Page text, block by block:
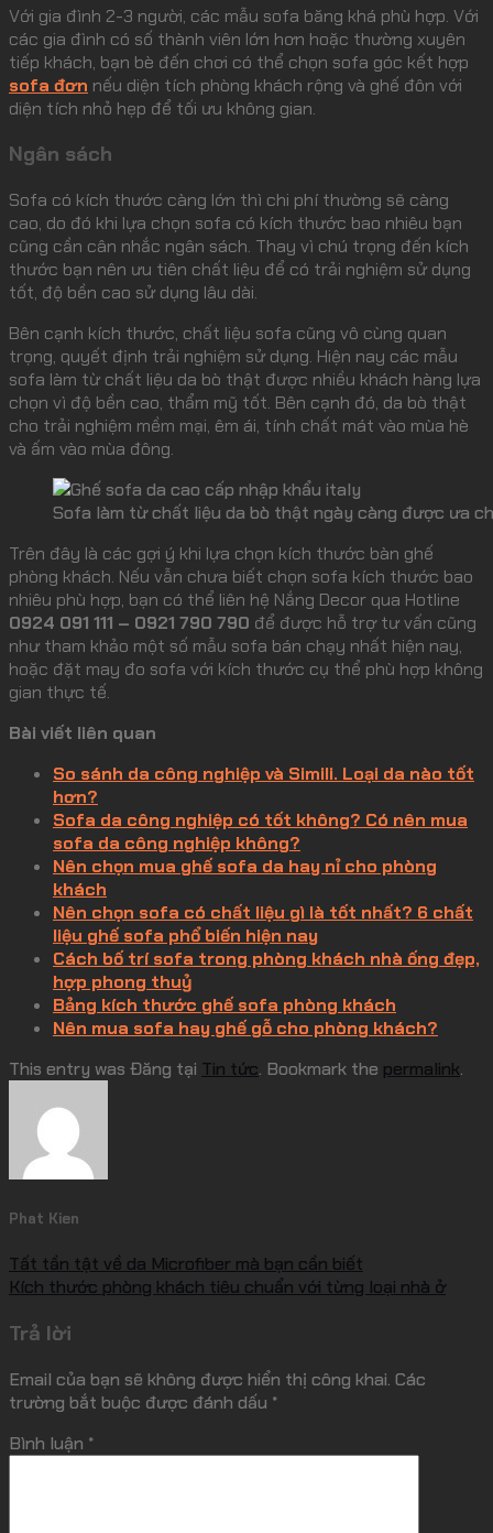
Với gia đình 2-3 người, các mẫu sofa băng khá phù hợp. Với
các gia đình có số thành viên lớn hơn hoặc thường xuyên
tiếp khách, bạn bè đến chơi có thể chọn sofa góc kết hợp
sofa đơn nếu diện tích phòng khách rộng và ghế đôn với
diện tích nhỏ hẹp để tối ưu không gian.
Ngân sách
Sofa có kích thước càng lớn thì chi phí thường sẽ càng
cao, do đó khi lựa chọn sofa có kích thước bao nhiêu bạn
cũng cần cân nhắc ngân sách. Thay vì chú trọng đến kích
thước bạn nên ưu tiên chất liệu để có trải nghiệm sử dụng
tốt, độ bền cao sử dụng lâu dài.
Bên cạnh kích thước, chất liệu sofa cũng vô cùng quan
trọng, quyết định trải nghiệm sử dụng. Hiện nay các mẫu
sofa làm từ chất liệu da bò thật được nhiều khách hàng lựa
chọn vì độ bền cao, thẩm mỹ tốt. Bên cạnh đó, da bò thật
cho trải nghiệm mềm mại, êm ái, tính chất mát vào mùa hè
và ấm vào mùa đông.
Sofa làm từ chất liệu da bò thật ngày càng được ưa
Trên đây là các gợi ý khi lựa chọn kích thước bàn ghế
phòng khách. Nếu vẫn chưa biết chọn sofa kích thước bao
nhiêu phù hợp, bạn có thể liên hệ Nắng Decor qua Hotline
0924 091 111 – 0921 790 790 để được hỗ trợ tư vấn cũng
như tham khảo một số mẫu sofa bán chạy nhất hiện nay,
hoặc đặt may đo sofa với kích thước cụ thể phù hợp không
gian thực tế.
Bài viết liên quan
So sánh da công nghiệp và Simili. Loại da nào tốt
hơn?
Sofa da công nghiệp có tốt không? Có nên mua
sofa da công nghiệp không?
Nên chọn mua ghế sofa da hay nỉ cho phòng
khách
Nên chọn sofa có chất liệu gì là tốt nhất? 6 chất
liệu ghế sofa phổ biến hiện nay
Cách bố trí sofa trong phòng khách nhà ống đẹp,
hợp phong thuỷ
Bảng kích thước ghế sofa phòng khách
Nên mua sofa hay ghế gỗ cho phòng khách?
This entry was Đăng tại Tin tức. Bookmark the permalink.
Phat Kien
Tất tần tật về da Microfiber mà bạn cần biết
Kích thước phòng khách tiêu chuẩn với từng loại nhà ở
Trả lời
Email của bạn sẽ không được hiển thị công khai. Các
trường bắt buộc được đánh dấu *
Bình luận *